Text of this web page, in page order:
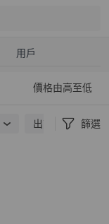
用戶
價格由高至低
出貨地點 篩選